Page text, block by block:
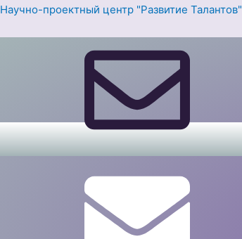
Перейти
Научно-проектный центр "Развитие Талантов"